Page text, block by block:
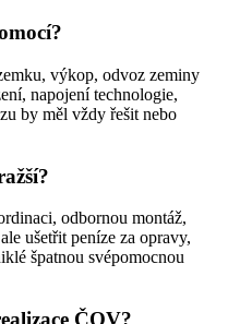
výkop, odvoz zeminy
napojení technologie,
by měl vždy řešit nebo
odbornou montáž,
ušetřit peníze za opravy,
špatnou svépomocnou
ČOV?